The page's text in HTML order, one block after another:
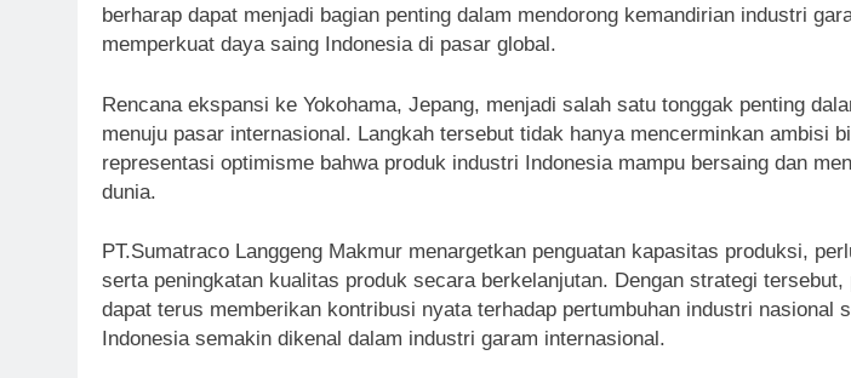
berharap dapat menjadi bagian penting dalam mendorong kemandirian industri
memperkuat daya saing Indonesia di pasar global.
Rencana ekspansi ke Yokohama, Jepang, menjadi salah satu tonggak penting
menuju pasar internasional. Langkah tersebut tidak hanya mencerminkan ambisi
representasi optimisme bahwa produk industri Indonesia mampu bersaing dan
dunia.
PT.Sumatraco Langgeng Makmur menargetkan penguatan kapasitas produksi,
serta peningkatan kualitas produk secara berkelanjutan. Dengan strategi tersebut,
dapat terus memberikan kontribusi nyata terhadap pertumbuhan industri nasional
Indonesia semakin dikenal dalam industri garam internasional.